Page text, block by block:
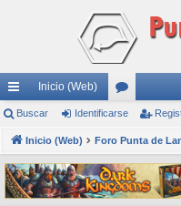
nl
ac
es
rá
Inicio (Web)
or
os
Buscar Identificarse
Inicio (Web) Foro Punta de